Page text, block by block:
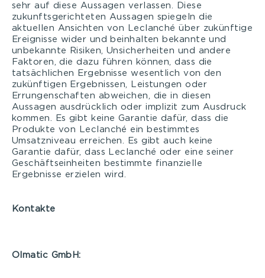
sehr auf diese Aussagen verlassen. Diese
zukunftsgerichteten Aussagen spiegeln die
aktuellen Ansichten von Leclanché über zukünftige
Ereignisse wider und beinhalten bekannte und
unbekannte Risiken, Unsicherheiten und andere
Faktoren, die dazu führen können, dass die
tatsächlichen Ergebnisse wesentlich von den
zukünftigen Ergebnissen, Leistungen oder
Errungenschaften abweichen, die in diesen
Aussagen ausdrücklich oder implizit zum Ausdruck
kommen. Es gibt keine Garantie dafür, dass die
Produkte von Leclanché ein bestimmtes
Umsatzniveau erreichen. Es gibt auch keine
Garantie dafür, dass Leclanché oder eine seiner
Geschäftseinheiten bestimmte finanzielle
Ergebnisse erzielen wird.
Kontakte
Olmatic GmbH: